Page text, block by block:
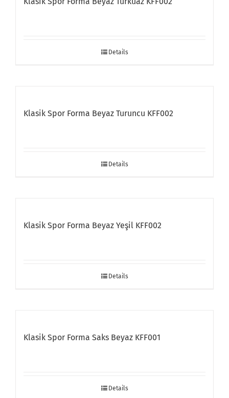
Details
Klasik Spor Forma Beyaz Turuncu KFF002
Details
Klasik Spor Forma Beyaz Yeşil KFF002
Details
Klasik Spor Forma Saks Beyaz KFF001
Details